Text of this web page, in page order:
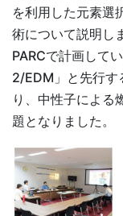
を利用した元素選
術について説明し
PARCで計画して
2/EDM」と先行す
り、中性子による
題となりました。